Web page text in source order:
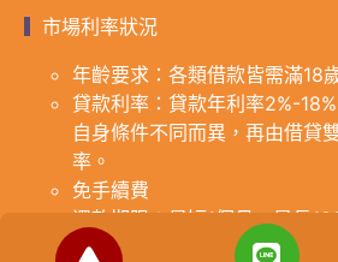
市場利率狀況
年齡要求：各類借款皆需滿18
貸款利率：貸款年利率2%-
自身條件不同而異，再由借貸
率。
免手續費
還款期限：最短1個月，最長
方協議而訂。